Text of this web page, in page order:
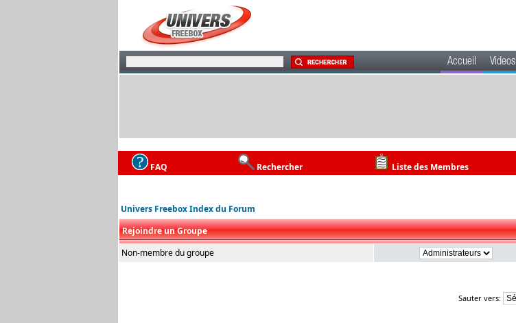
Accueil Videos
FAQ Rechercher Liste des Membres
Univers Freebox Index du Forum
Rejoindre un Groupe
Non-membre du groupe
Sauter vers: